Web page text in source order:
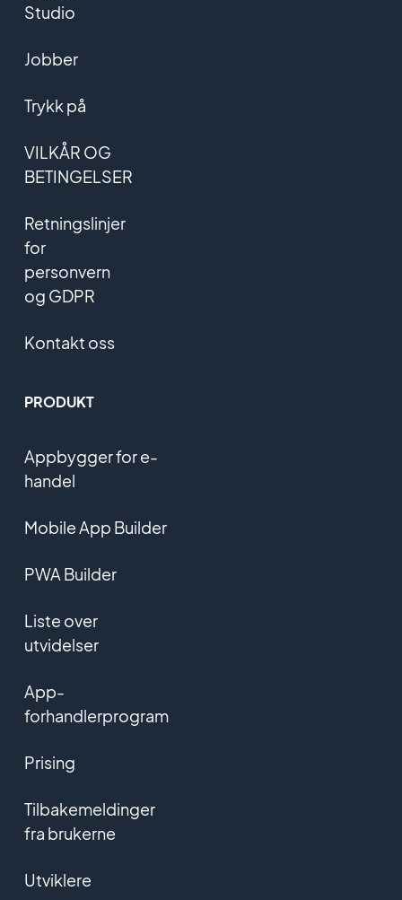
Studio
Jobber
Trykk på
VILKÅR OG
BETINGELSER
Retningslinjer
for
personvern
og GDPR
Kontakt oss
PRODUKT
Appbygger for e-
handel
Mobile App Builder
PWA Builder
Liste over
utvidelser
App-
forhandlerprogram
Prising
Tilbakemeldinger
fra brukerne
Utviklere